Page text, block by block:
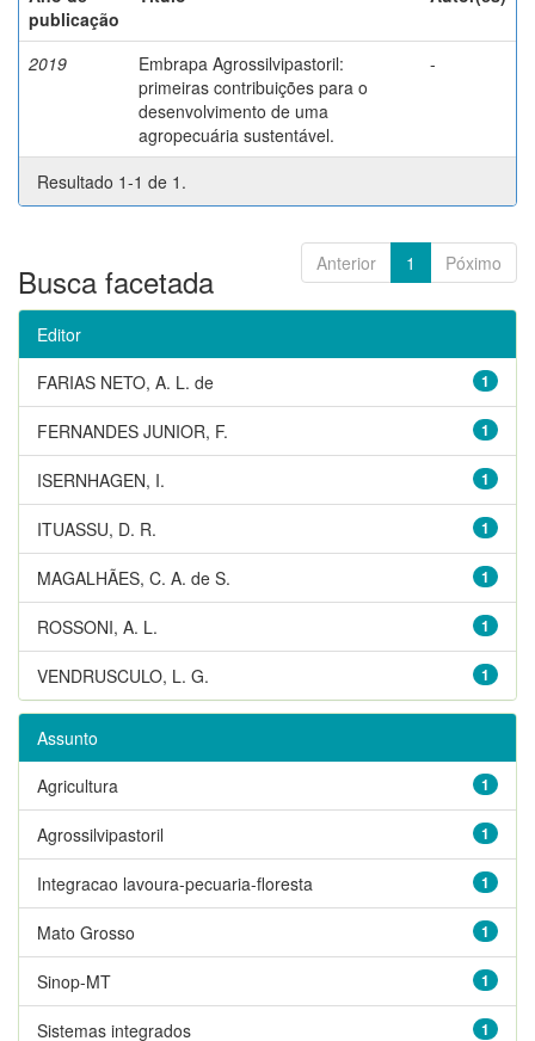
publicação
2019
Embrapa Agrossilvipastoril:
primeiras contribuições para o
desenvolvimento de uma
agropecuária sustentável.
-
Resultado 1-1 de 1.
Anterior 1 Póximo
Busca facetada
Editor
1
FARIAS NETO, A. L. de
1
FERNANDES JUNIOR, F.
1
ISERNHAGEN, I.
1
ITUASSU, D. R.
1
MAGALHÃES, C. A. de S.
1
ROSSONI, A. L.
1
VENDRUSCULO, L. G.
Assunto
1
Agricultura
1
Agrossilvipastoril
1
Integracao lavoura-pecuaria-floresta
1
Mato Grosso
1
Sinop-MT
1
Sistemas integrados